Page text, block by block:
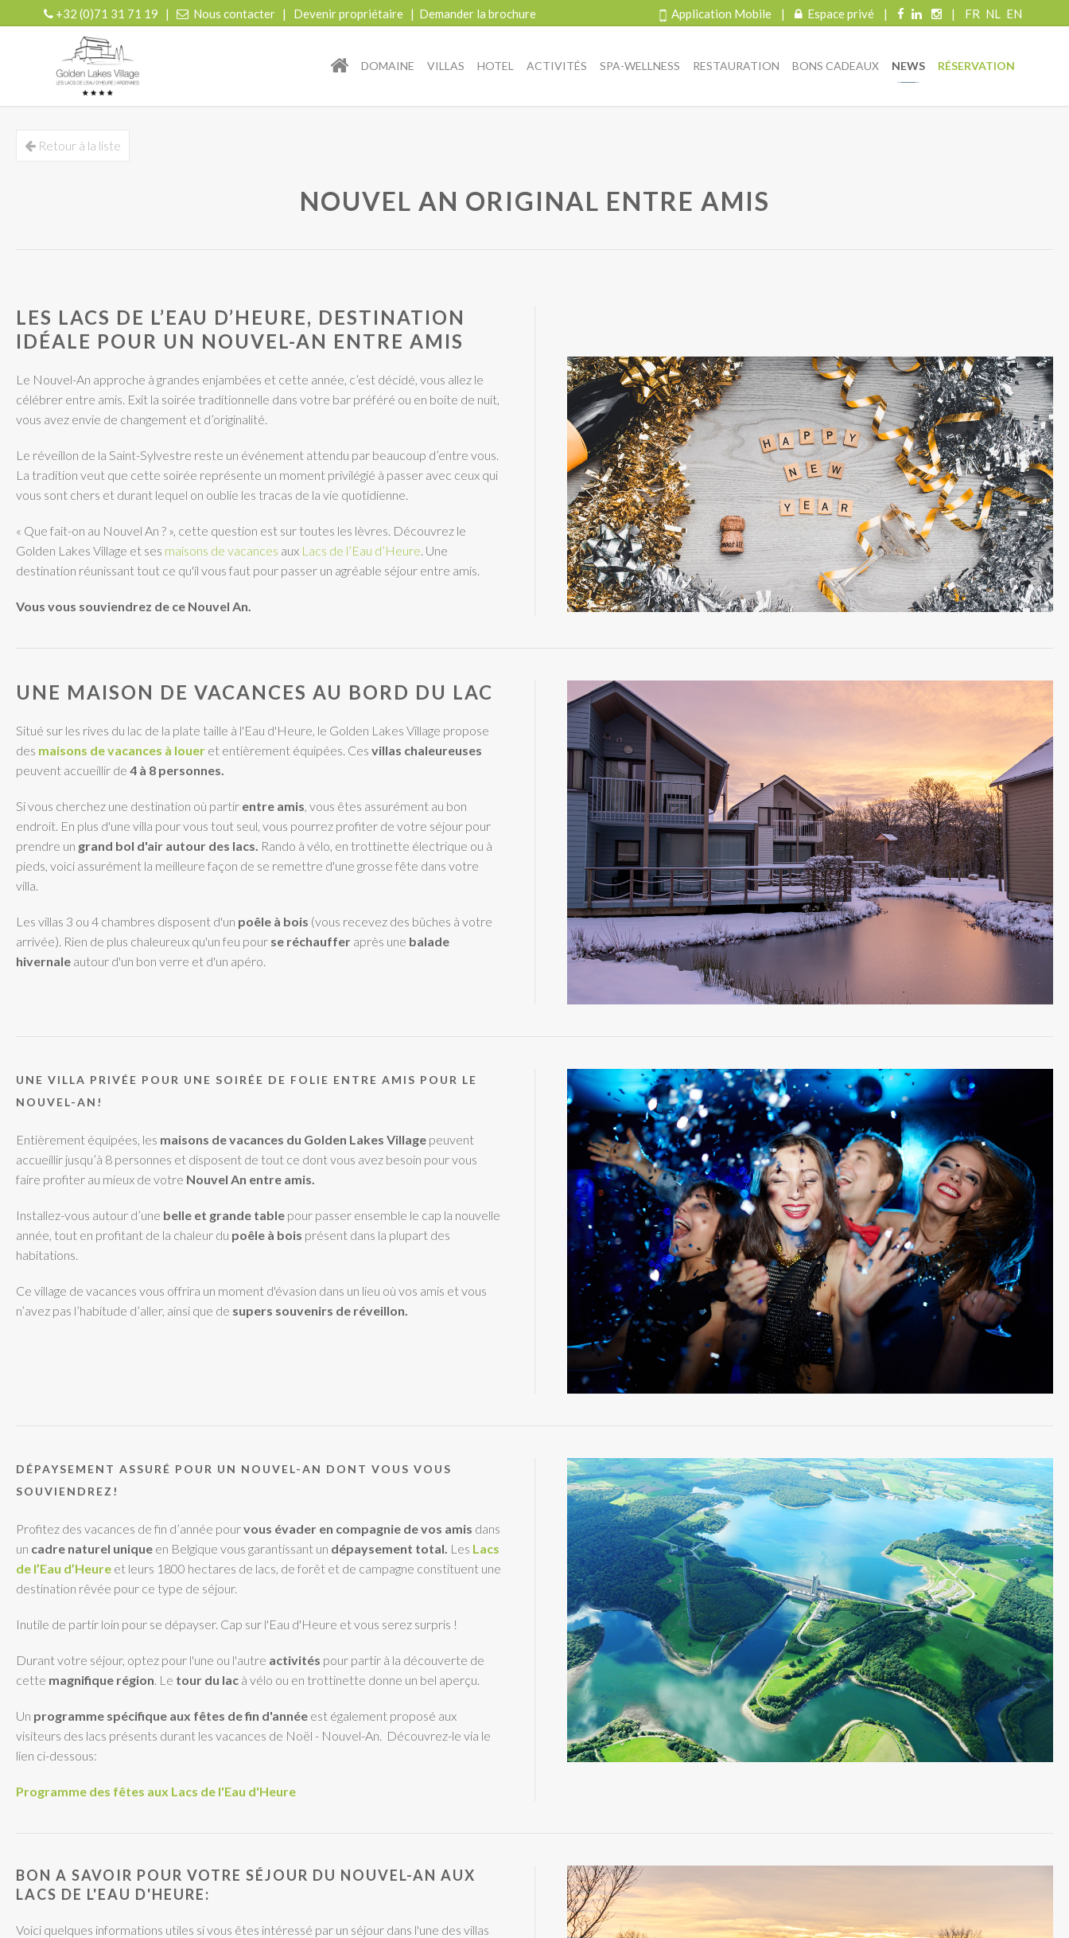
+32 (0)71 31 71 19 | Nous contacter | Devenir propriétaire | Demander la brochure
| r
Application Mobile | Espace privé | | FR NL EN
DOMAINE VILLAS HOTEL ACTIVITÉS SPA-WELLNESS RESTAURATION BONS CADEAUX NEWS RÉSERVATION
Retour à la liste
NOUVEL AN ORIGINAL ENTRE AMIS
LES LACS DE L’EAU D’HEURE, DESTINATION
IDÉALE POUR UN NOUVEL-AN ENTRE AMIS
Le Nouvel-An approche à grandes enjambées et cette année, c’est décidé, vous allez le
célébrer entre amis. Exit la soirée traditionnelle dans votre bar préféré ou en boite de nuit,
vous avez envie de changement et d’originalité.
Le réveillon de la Saint-Sylvestre reste un événement attendu par beaucoup d’entre vous.
La tradition veut que cette soirée représente un moment privilégié à passer avec ceux qui
vous sont chers et durant lequel on oublie les tracas de la vie quotidienne.
« Que fait-on au Nouvel An ? », cette question est sur toutes les lèvres. Découvrez le
Golden Lakes Village et ses maisons de vacances aux Lacs de l’Eau d’Heure. Une
destination réunissant tout ce qu'il vous faut pour passer un agréable séjour entre amis.
Vous vous souviendrez de ce Nouvel An.
UNE MAISON DE VACANCES AU BORD DU LAC
Situé sur les rives du lac de la plate taille à l'Eau d'Heure, le Golden Lakes Village propose
des maisons de vacances à louer et entièrement équipées. Ces villas chaleureuses
peuvent accueillir de 4 à 8 personnes.
Si vous cherchez une destination où partir entre amis, vous êtes assurément au bon
endroit. En plus d'une villa pour vous tout seul, vous pourrez profiter de votre séjour pour
prendre un grand bol d'air autour des lacs. Rando à vélo, en trottinette électrique ou à
pieds, voici assurément la meilleure façon de se remettre d'une grosse fête dans votre
villa.
Les villas 3 ou 4 chambres disposent d'un poêle à bois (vous recevez des bûches à votre
arrivée). Rien de plus chaleureux qu'un feu pour se réchauffer après une balade
hivernale autour d'un bon verre et d'un apéro.
UNE VILLA PRIVÉE POUR UNE SOIRÉE DE FOLIE ENTRE AMIS POUR LE
NOUVEL-AN!
Entièrement équipées, les maisons de vacances du Golden Lakes Village peuvent
accueillir jusqu’à 8 personnes et disposent de tout ce dont vous avez besoin pour vous
faire profiter au mieux de votre Nouvel An entre amis.
Installez-vous autour d’une belle et grande table pour passer ensemble le cap la nouvelle
année, tout en profitant de la chaleur du poêle à bois présent dans la plupart des
habitations.
Ce village de vacances vous offrira un moment d'évasion dans un lieu où vos amis et vous
n’avez pas l’habitude d’aller, ainsi que de supers souvenirs de réveillon.
DÉPAYSEMENT ASSURÉ POUR UN NOUVEL-AN DONT VOUS VOUS
SOUVIENDREZ!
Profitez des vacances de fin d’année pourvous évader en compagnie de vos amis dans
un cadre naturel unique en Belgique vous garantissant un dépaysement total. Les Lacs
de l’Eau d’Heure et leurs 1800 hectares de lacs, de forêt et de campagne constituent une
destination rêvée pour ce type de séjour.
Inutile de partir loin pour se dépayser. Cap sur l'Eau d'Heure et vous serez surpris !
Durant votre séjour, optez pour l'une ou l'autre activités pour partir à la découverte de
cette magnifique région . Le tour du lac à vélo ou en trottinette donne un bel aperçu.
Un programme spécifique aux fêtes de fin d'année est également proposé aux
visiteurs des lacs présents durant les vacances de Noël - Nouvel-An. Découvrez-le via le
lien ci-dessous:
Programme des fêtes aux Lacs de l'Eau d'Heure
BON A SAVOIR POUR VOTRE SÉJOUR DU NOUVEL-AN AUX
LACS DE L'EAU D'HEURE:
Voici quelques informations utiles si vous êtes intéressé par un séjour dans l'une des villas